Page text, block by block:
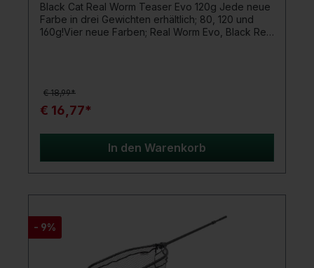
Black Cat Real Worm Teaser Evo 120g Jede neue
Farbe in drei Gewichten erhältlich; 80, 120 und
160g!Vier neue Farben; Real Worm Evo, Black Red
anspruchsvolle Anwender und bietet eine
langlebige Lösung für den täglichen Einsatz. Jede
neue Farbe in drei Gewichten erhältlich; 80, 120
und 160g Dasselbe Originaldesign von Stefan
Seuss Teaser selbst aus hochstrapazierfähigem
Verbessertes System zur Tiefeneinstellung
100kg Tragkraft Jetzt mit BKK Haken
€ 18,99*
€ 16,77*
In den Warenkorb
- 9%